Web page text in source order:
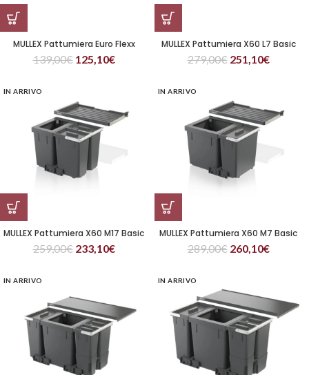
MULLEX Pattumiera Euro Flexx
139,00€ 125,10€
MULLEX Pattumiera X60 L7 Basic
279,00€ 251,10€
IN ARRIVO
MULLEX Pattumiera X60 M17 Basic
259,00€ 233,10€
IN ARRIVO
MULLEX Pattumiera X60 M7 Basic
289,00€ 260,10€
IN ARRIVO IN ARRIVO